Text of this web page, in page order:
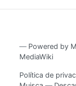
― Powered by
MediaWiki
Política de